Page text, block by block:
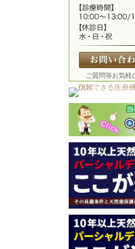
ご質問等お気軽